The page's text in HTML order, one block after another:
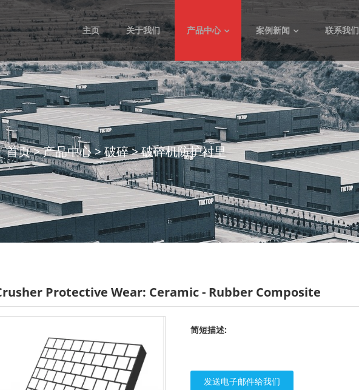
主页 关于我们 产品中心 案例新闻 联系我们
首页>产品中心>破碎>破碎机防护衬里
Protective Wear: Ceramic - Rubber Composite
简短描述:
发送电子邮件给我们